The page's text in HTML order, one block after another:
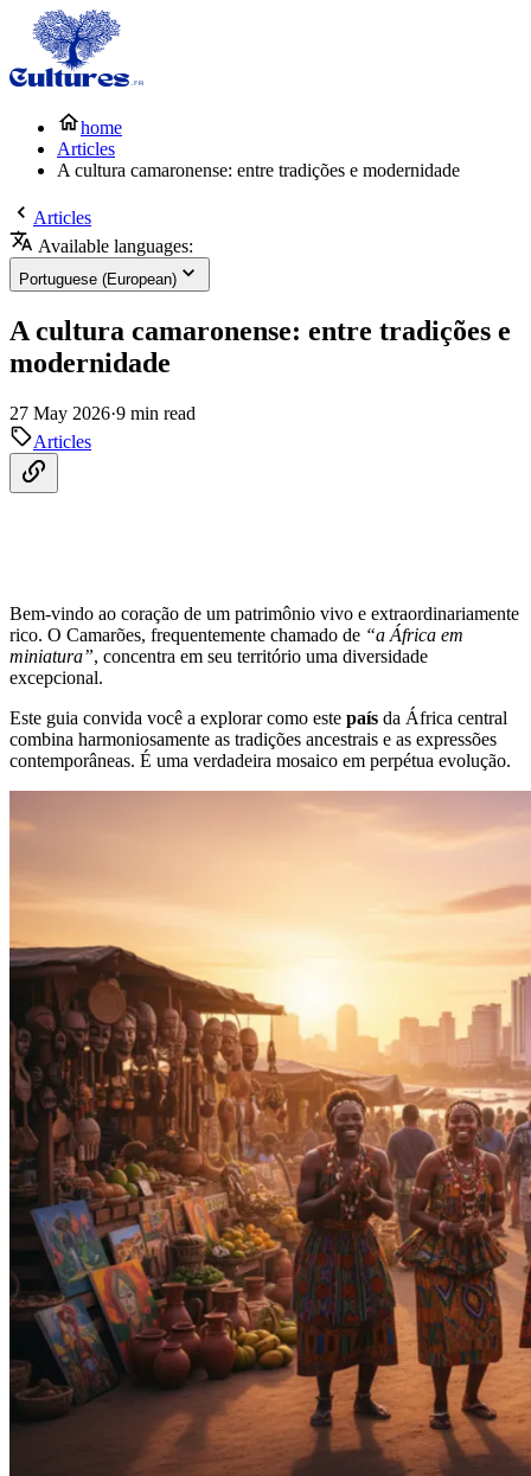
home
Articles
A cultura camaronense: entre tradições e modernidade
Articles
Available languages:
Portuguese (European)
A cultura camaronense: entre tradições e
modernidade
27 May 2026·9 min read
Articles
Bem-vindo ao coração de um patrimônio vivo e extraordinariamente
rico. O Camarões, frequentemente chamado de “a África em
miniatura”, concentra em seu território uma diversidade
excepcional.
Este guia convida você a explorar como este país da África central
combina harmoniosamente as tradições ancestrais e as expressões
contemporâneas. É uma verdadeira mosaico em perpétua evolução.